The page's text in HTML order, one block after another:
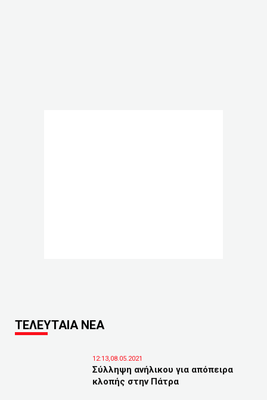
ΤΕΛΕΥΤΑΙΑ ΝΕΑ
12:13,08.05.2021
Σύλληψη ανήλικου για απόπειρα
κλοπής στην Πάτρα